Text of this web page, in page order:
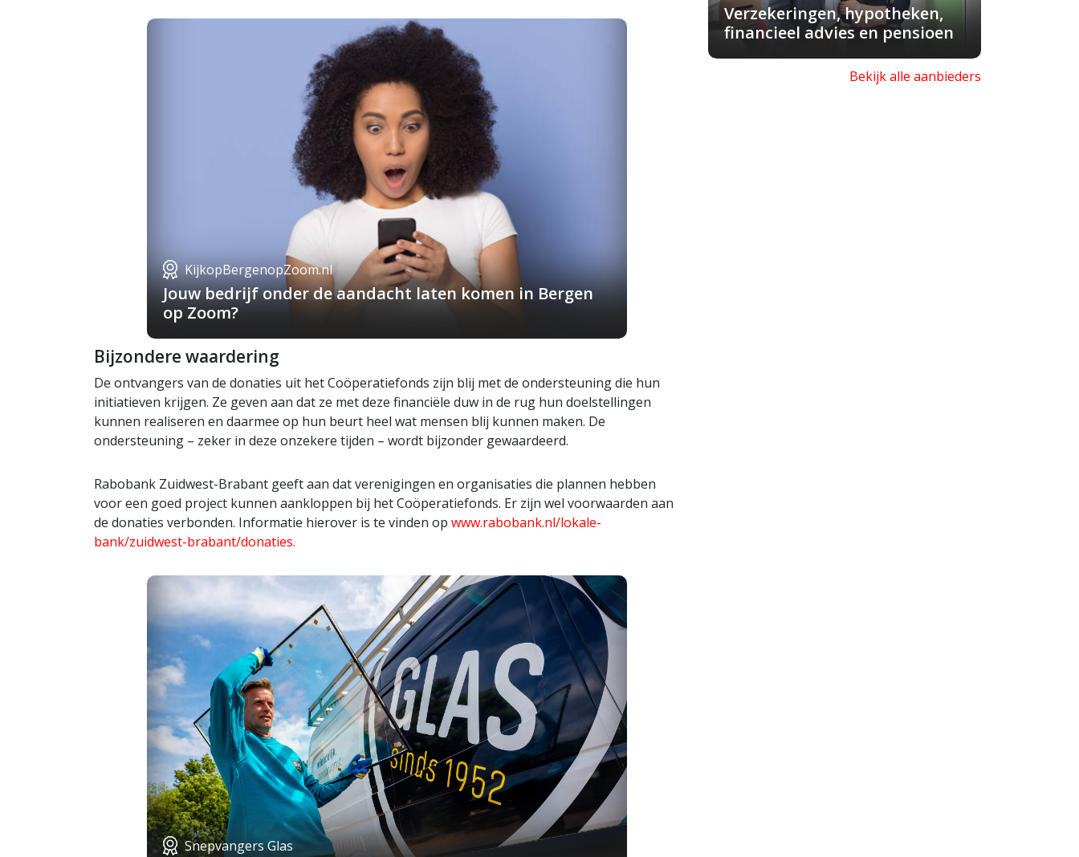
KijkopBergenopZoom.nl
Jouw bedrijf onder de aandacht laten komen in Bergen
op Zoom?
Bijzondere waardering
De ontvangers van de donaties uit het Coöperatiefonds zijn blij met de ondersteuning die hun
initiatieven krijgen. Ze geven aan dat ze met deze financiële duw in de rug hun doelstellingen
kunnen realiseren en daarmee op hun beurt heel wat mensen blij kunnen maken. De
ondersteuning – zeker in deze onzekere tijden – wordt bijzonder gewaardeerd.
Rabobank Zuidwest-Brabant geeft aan dat verenigingen en organisaties die plannen hebben
voor een goed project kunnen aankloppen bij het Coöperatiefonds. Er zijn wel voorwaarden aan
de donaties verbonden. Informatie hierover is te vinden op www.rabobank.nl/lokale-
bank/zuidwest-brabant/donaties.
Snepvangers Glas
Verzekeringen, hypotheken,
financieel advies en pensioen
Bekijk alle aanbieders